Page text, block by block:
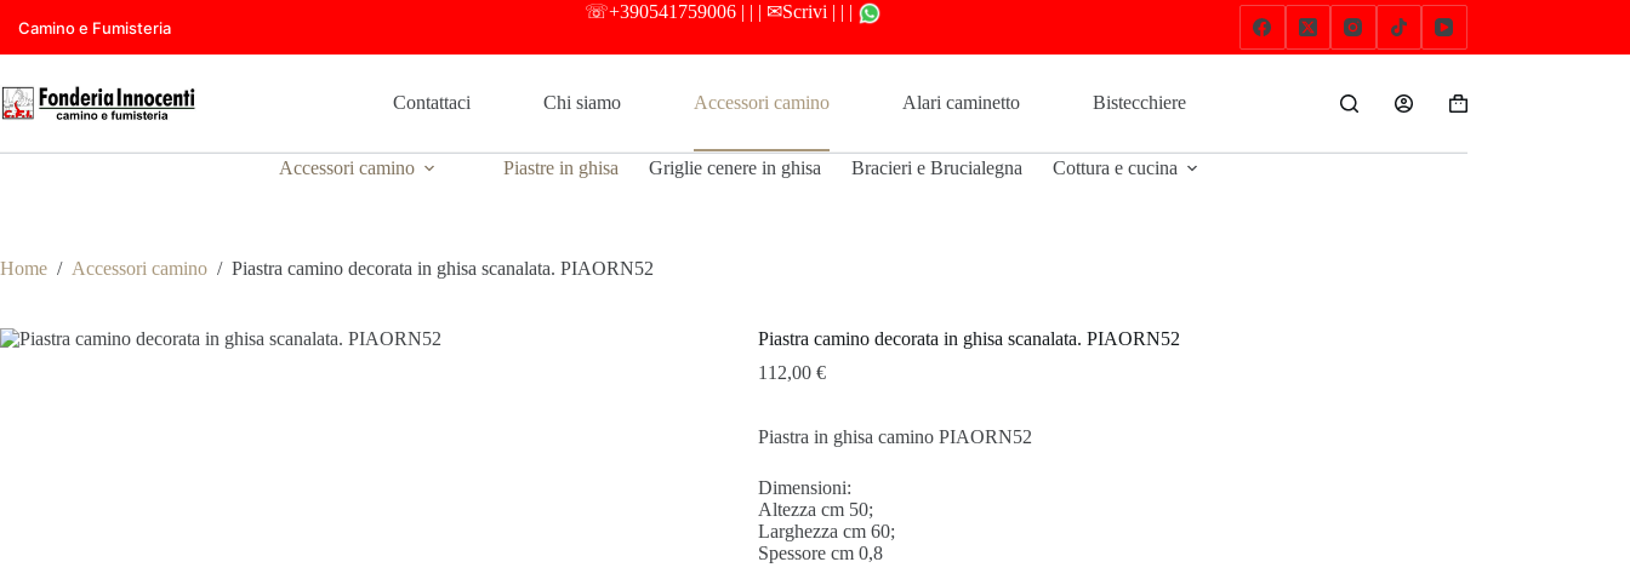
contenuto
Camino e Fumisteria
☏+390541759006 | | | ✉Scrivi | | |
Contattaci Chi siamo Accessori camino Alari caminetto Bistecchiere Bracieri e Brucialegna Carrello
Accessori camino Piastre in ghisa Griglie cenere in ghisa Bracieri e Brucialegna Cottura e cucina
Home / Accessori camino / Piastra camino decorata in ghisa scanalata. PIAORN52
Piastra camino decorata in ghisa scanalata. PIAORN52
112,00 €
Piastra in ghisa camino PIAORN52
Dimensioni:
Altezza cm 50;
Larghezza cm 60;
Spessore cm 0,8